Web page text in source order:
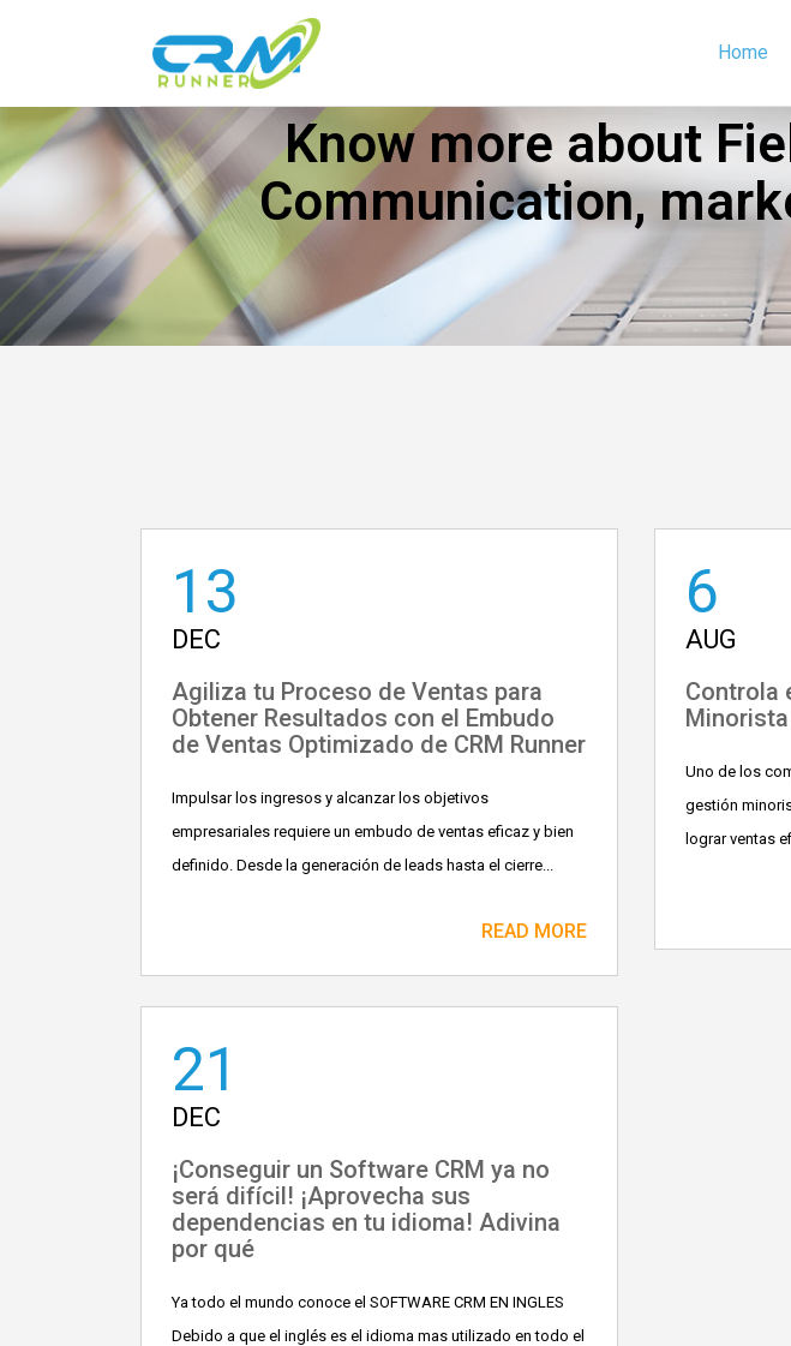
Home
Know more about
Communication,
13
DEC
Agiliza tu Proceso de Ventas para
Obtener Resultados con el Embudo
de Ventas Optimizado de CRM Runner
Impulsar los ingresos y alcanzar los objetivos
empresariales requiere un embudo de ventas eficaz y bien
definido. Desde la generación de leads hasta el cierre...
READ MORE
6
AUG
Controla
Uno de los
gestión
lograr ventas
21
DEC
¡Conseguir un Software CRM ya no
será difícil! ¡Aprovecha sus
dependencias en tu idioma! Adivina
por qué
Ya todo el mundo conoce el SOFTWARE CRM EN INGLES
Debido a que el inglés es el idioma mas utilizado en todo el